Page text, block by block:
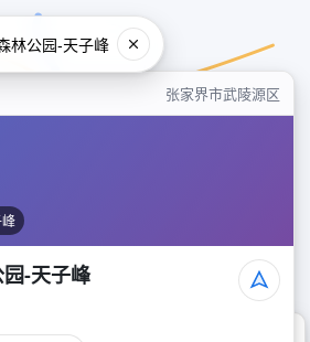
张家界市武陵源区
-天子峰